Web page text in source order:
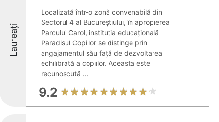
Laureați
Localizată într-o zonă convenabilă din
Sectorul 4 al Bucureștiului, în apropierea
Parcului Carol, instituția educațională
Paradisul Copiilor se distinge prin
angajamentul său față de dezvoltarea
echilibrată a copiilor. Aceasta este
recunoscută ...
9.2